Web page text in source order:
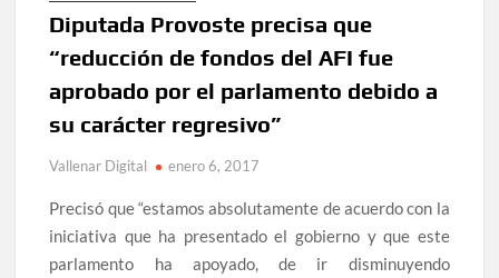
Diputada Provoste precisa que
“reducción de fondos del AFI fue
aprobado por el parlamento debido a
su carácter regresivo”
Vallenar Digital enero 6, 2017
Precisó que “estamos absolutamente de acuerdo con la
iniciativa que ha presentado el gobierno y que este
parlamento ha apoyado, de ir disminuyendo